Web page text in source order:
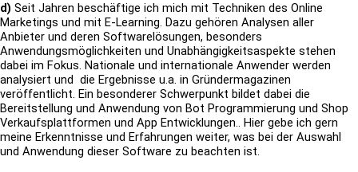
d) Seit Jahren beschäftige ich mich mit Techniken des Online
Marketings und mit E-Learning. Dazu gehören Analysen aller
Anbieter und deren Softwarelösungen, besonders
Anwendungsmöglichkeiten und Unabhängigkeitsaspekte stehen
dabei im Fokus. Nationale und internationale Anwender werden
analysiert und die Ergebnisse u.a. in Gründermagazinen
veröffentlicht. Ein besonderer Schwerpunkt bildet dabei die
Bereitstellung und Anwendung von Bot Programmierung und Shop
Verkaufsplattformen und App Entwicklungen.. Hier gebe ich gern
meine Erkenntnisse und Erfahrungen weiter, was bei der Auswahl
und Anwendung dieser Software zu beachten ist.